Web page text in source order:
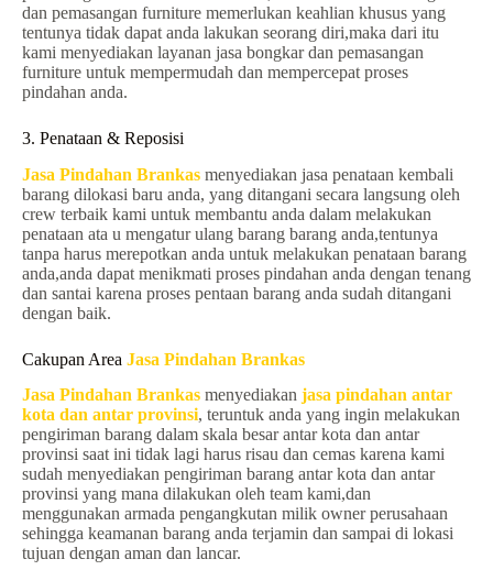
dan pemasangan furniture memerlukan keahlian khusus yang
tentunya tidak dapat anda lakukan seorang diri,maka dari itu
kami menyediakan layanan jasa bongkar dan pemasangan
furniture untuk mempermudah dan mempercepat proses
pindahan anda.
3. Penataan & Reposisi
Jasa Pindahan Brankas menyediakan jasa penataan kembali
barang dilokasi baru anda, yang ditangani secara langsung oleh
crew terbaik kami untuk membantu anda dalam melakukan
penataan ata u mengatur ulang barang barang anda,tentunya
tanpa harus merepotkan anda untuk melakukan penataan barang
anda,anda dapat menikmati proses pindahan anda dengan tenang
dan santai karena proses pentaan barang anda sudah ditangani
dengan baik.
Cakupan Area Jasa Pindahan Brankas
Jasa Pindahan Brankas menyediakan jasa pindahan antar
kota dan antar provinsi, teruntuk anda yang ingin melakukan
pengiriman barang dalam skala besar antar kota dan antar
provinsi saat ini tidak lagi harus risau dan cemas karena kami
sudah menyediakan pengiriman barang antar kota dan antar
provinsi yang mana dilakukan oleh team kami,dan
menggunakan armada pengangkutan milik owner perusahaan
sehingga keamanan barang anda terjamin dan sampai di lokasi
tujuan dengan aman dan lancar.